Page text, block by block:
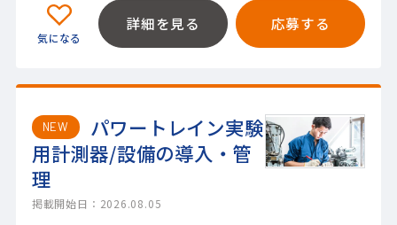
詳細を見る 応募する
NEW
パワートレイン実験
用計測器/設備の導入・管
理
掲載開始日：2026.08.05